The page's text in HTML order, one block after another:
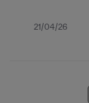
Data
21/04/26